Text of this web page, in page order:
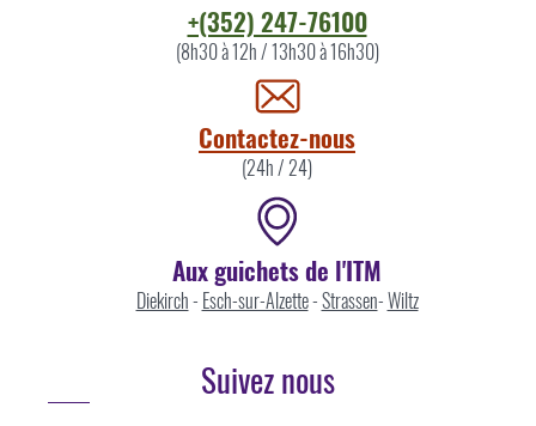
+(352) 247-76100
(8h30 à 12h / 13h30 à 16h30)
Contactez-nous
(24h / 24)
Aux guichets de l'ITM
Diekirch- Esch-sur-Alzette-Strassen-Wiltz
Suivez nous